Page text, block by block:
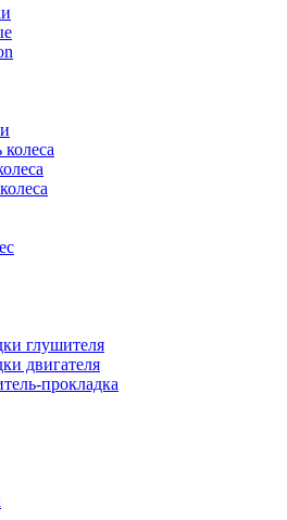
глушителя
двигателя
прокладка